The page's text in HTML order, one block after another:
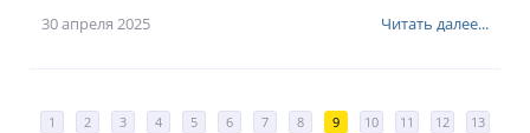
30 апреля 2025 Читать далее...
1 2 3 4 5 6 7 8 9 10 11 12 13